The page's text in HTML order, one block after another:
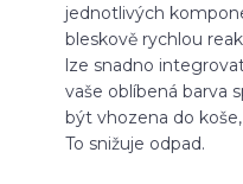
jednotlivých
bleskově rychlou
lze snadno
vaše oblíbená barva
být vhozena do
To snižuje odpad.